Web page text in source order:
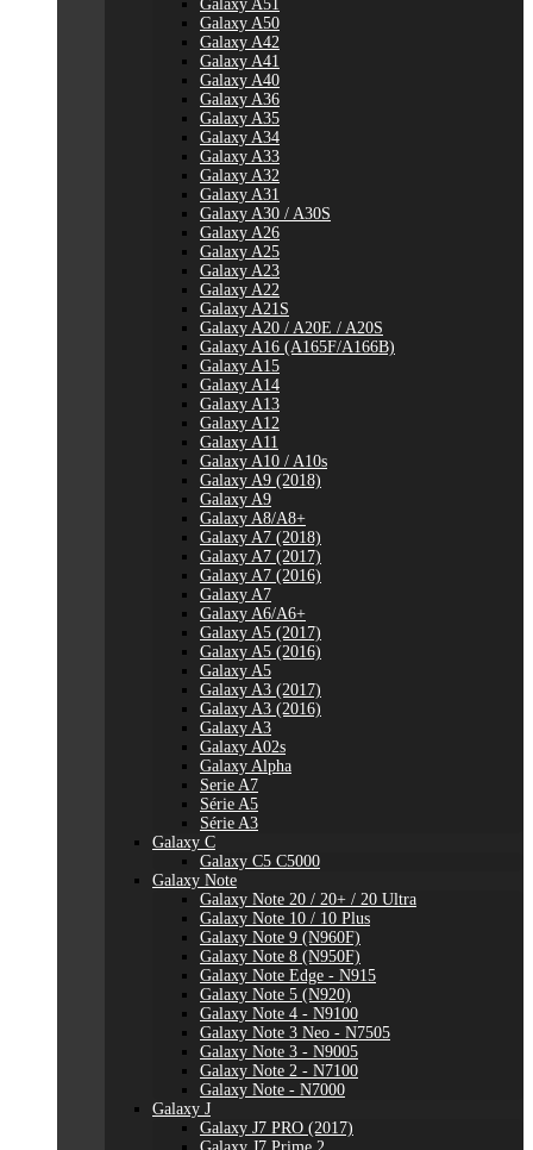
Galaxy A51
Galaxy A50
Galaxy A42
Galaxy A41
Galaxy A40
Galaxy A36
Galaxy A35
Galaxy A34
Galaxy A33
Galaxy A32
Galaxy A31
Galaxy A30 / A30S
Galaxy A26
Galaxy A25
Galaxy A23
Galaxy A22
Galaxy A21S
Galaxy A20 / A20E / A20S
Galaxy A16 (A165F/A166B)
Galaxy A15
Galaxy A14
Galaxy A13
Galaxy A12
Galaxy A11
Galaxy A10 / A10s
Galaxy A9 (2018)
Galaxy A9
Galaxy A8/A8+
Galaxy A7 (2018)
Galaxy A7 (2017)
Galaxy A7 (2016)
Galaxy A7
Galaxy A6/A6+
Galaxy A5 (2017)
Galaxy A5 (2016)
Galaxy A5
Galaxy A3 (2017)
Galaxy A3 (2016)
Galaxy A3
Galaxy A02s
Galaxy Alpha
Serie A7
Série A5
Série A3
Galaxy C
Galaxy C5 C5000
Galaxy Note
Galaxy Note 20 / 20+ / 20 Ultra
Galaxy Note 10 / 10 Plus
Galaxy Note 9 (N960F)
Galaxy Note 8 (N950F)
Galaxy Note Edge - N915
Galaxy Note 5 (N920)
Galaxy Note 4 - N9100
Galaxy Note 3 Neo - N7505
Galaxy Note 3 - N9005
Galaxy Note 2 - N7100
Galaxy Note - N7000
Galaxy J
Galaxy J7 PRO (2017)